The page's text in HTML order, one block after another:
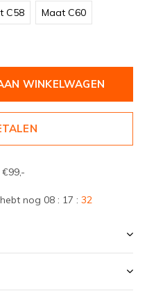
C58 Maat C60
WINKELWAGEN
hebt nog 08 : 17 : 32